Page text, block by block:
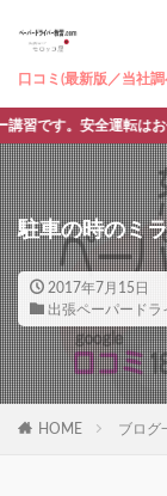
口コミ(最新版／当社調
。安全運転はお任せく
駐車の時のミ
2017年7月15日
出張ペーパードラ
HOME ブログ